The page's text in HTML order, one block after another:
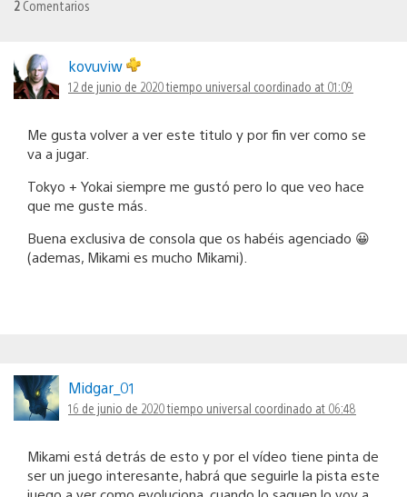
2 Comentarios
kovuviw
12 de junio de 2020 tiempo universal coordinado at 01:09
Me gusta volver a ver este titulo y por fin ver como se
va a jugar.
Tokyo + Yokai siempre me gustó pero lo que veo hace
que me guste más.
Buena exclusiva de consola que os habéis agenciado 😀
(ademas, Mikami es mucho Mikami).
Midgar_01
16 de junio de 2020 tiempo universal coordinado at 06:48
Mikami está detrás de esto y por el vídeo tiene pinta de
ser un juego interesante, habrá que seguirle la pista este